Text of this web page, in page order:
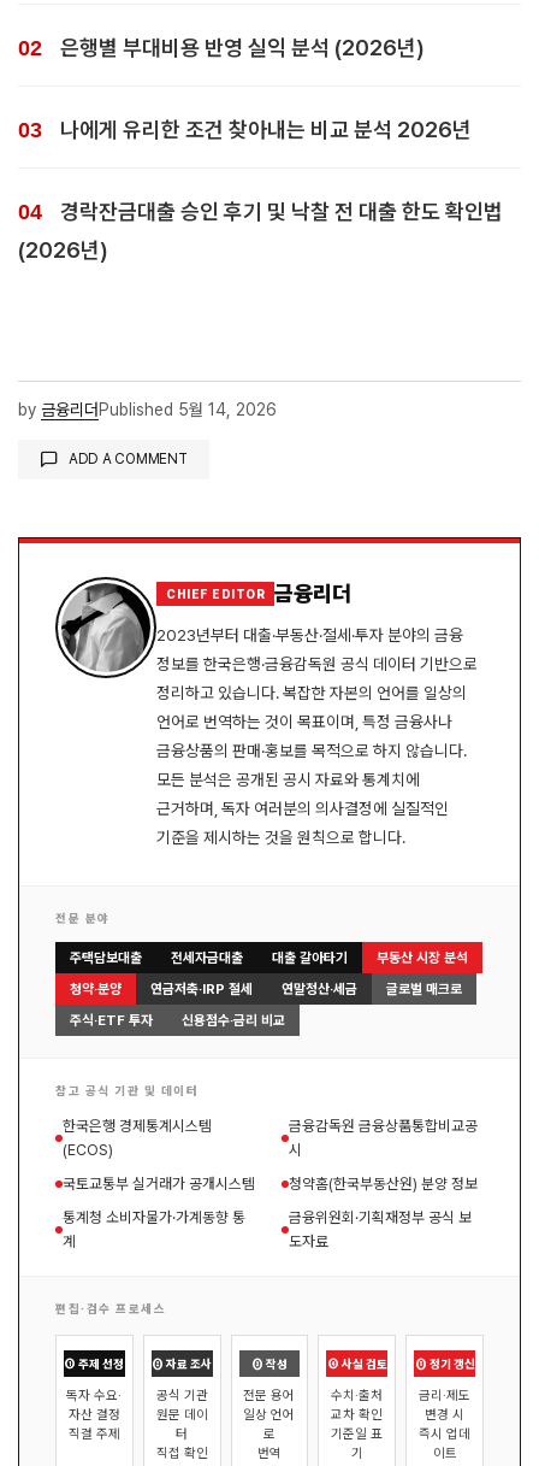
은행별 부대비용 반영 실익 분석 (2026년)
나에게 유리한 조건 찾아내는 비교 분석 2026년
경락잔금대출 승인 후기 및 낙찰 전 대출 한도 확인법
(2026년)
by 금융리더 Published 5월 14, 2026
ADD A COMMENT
CHIEF EDITOR 금융리더
2023년부터 대출·부동산·절세·투자 분야의 금융
정보를 한국은행·금융감독원 공식 데이터 기반으로
정리하고 있습니다. 복잡한 자본의 언어를 일상의
언어로 번역하는 것이 목표이며, 특정 금융사나
금융상품의 판매·홍보를 목적으로 하지 않습니다.
모든 분석은 공개된 공시 자료와 통계치에
근거하며, 독자 여러분의 의사결정에 실질적인
기준을 제시하는 것을 원칙으로 합니다.
전문 분야
주택담보대출 전세자금대출 대출 갈아타기
부동산 시장 분석
청약·분양
연금저축·IRP 절세 연말정산·세금
글로벌 매크로
주식·ETF 투자
신용점수·금리 비교
참고 공식 기관 및 데이터
한국은행 경제통계시스템
(ECOS)
금융감독원 금융상품통합비교공
시
국토교통부 실거래가 공개시스템
청약홈(한국부동산원) 분양 정보
통계청 소비자물가·가계동향 통
계
금융위원회·기획재정부 공식 보
도자료
편집·검수 프로세스
① 주제 선정
독자 수요·
자산 결정
직결 주제
② 자료 조사
공식 기관
원문 데이
터
직접 확인
③ 작성
전문 용어
일상 언어
로
번역
④ 사실 검토
수치·출처
교차 확인
기준일 표
기
⑤ 정기 갱신
금리·제도
변경 시
즉시 업데
이트